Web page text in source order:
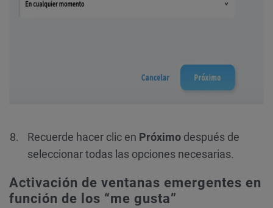
Recuerde hacer clic en Próximo después de
seleccionar todas las opciones necesarias.
Activación de ventanas emergentes en
función de los “me gusta”